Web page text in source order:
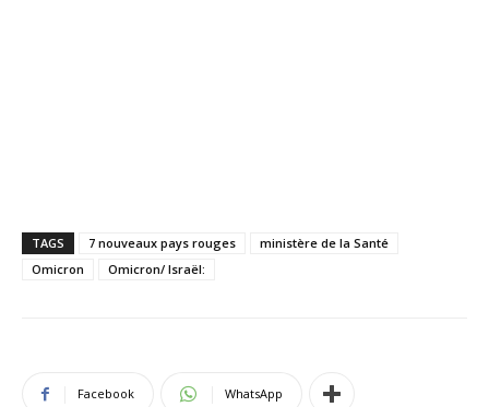
TAGS 7 nouveaux pays rouges
ministère de la Santé
Omicron
Omicron/ Israël:
Facebook WhatsApp